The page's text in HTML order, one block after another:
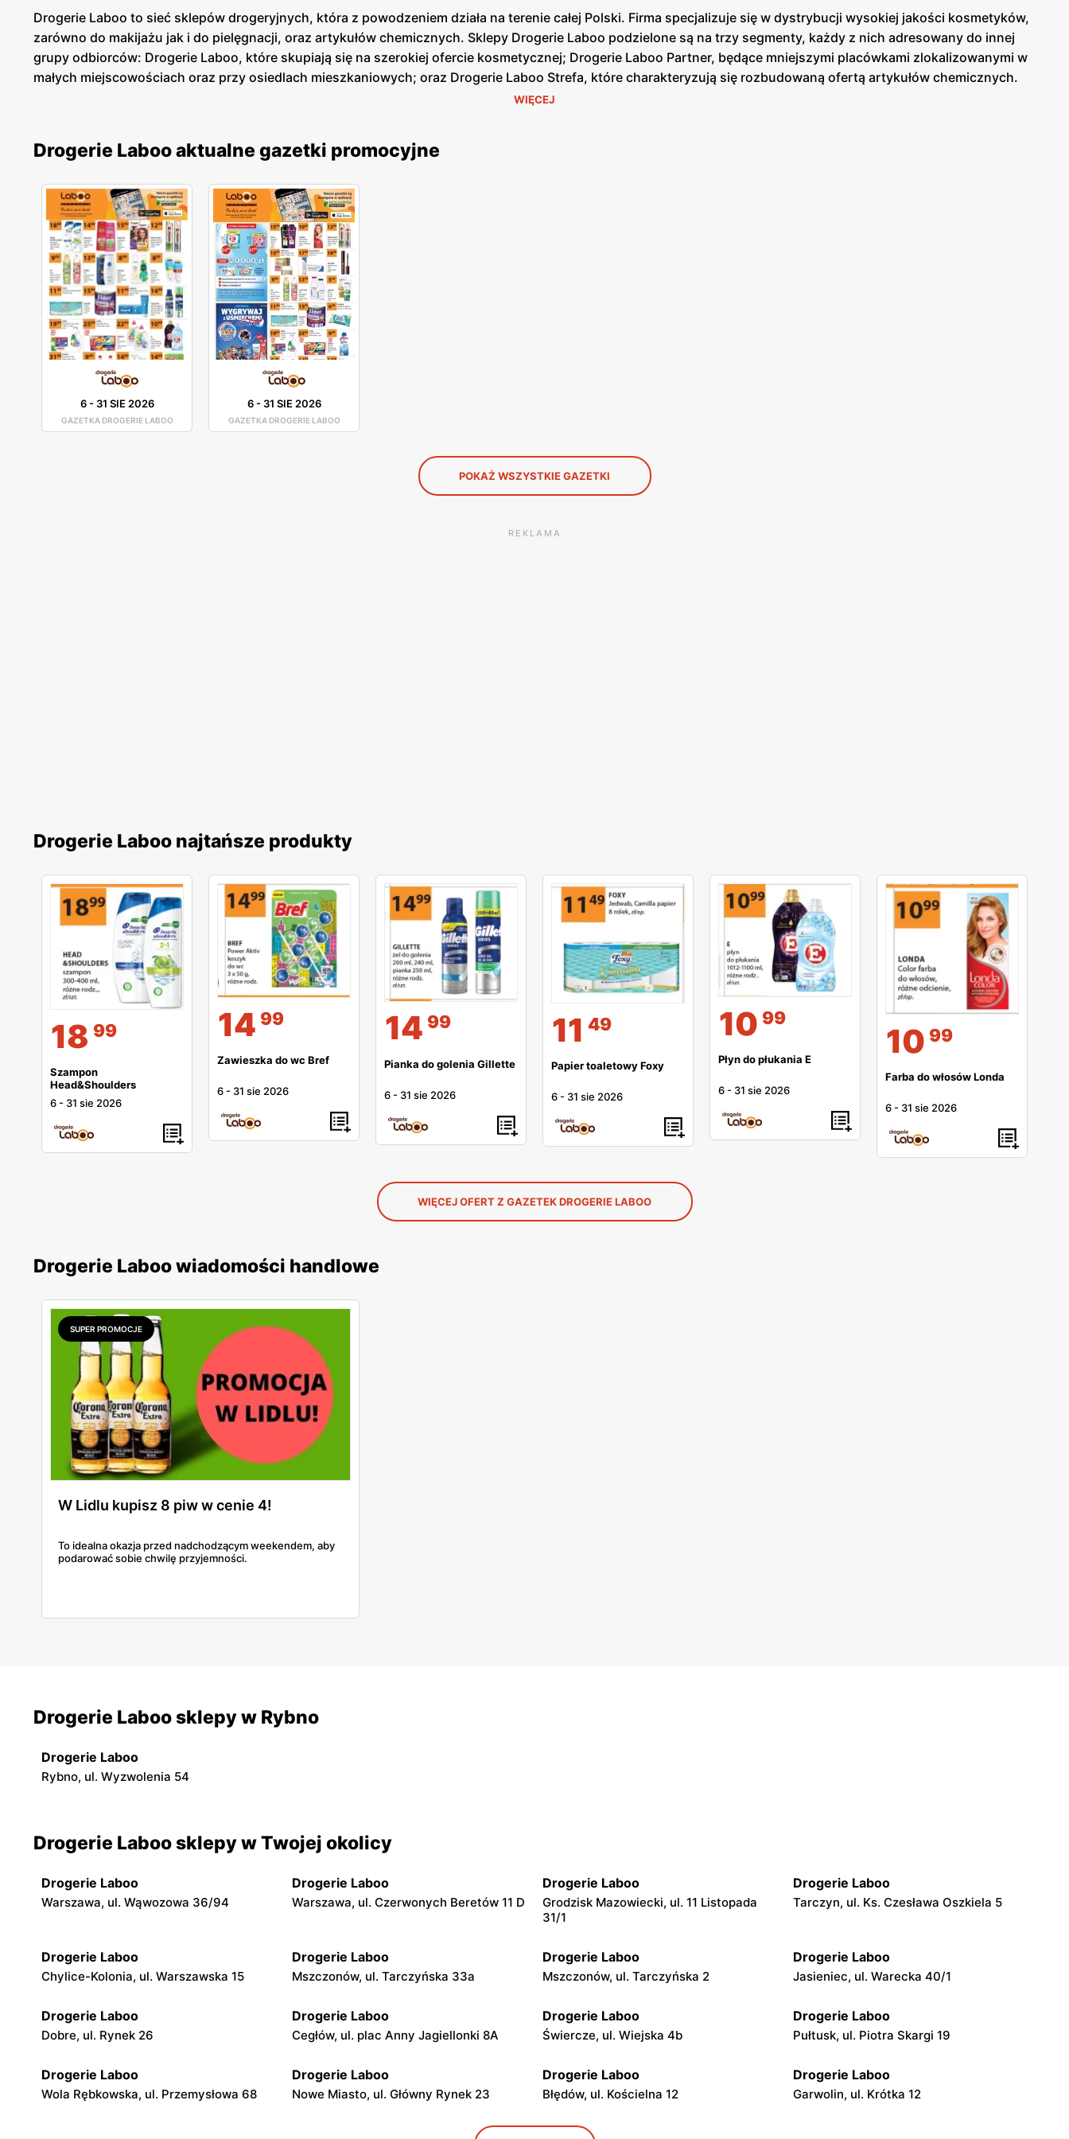
Drogerie Laboo to sieć sklepów drogeryjnych, która z powodzeniem działa na terenie całej Polski. Firma specjalizuje się w dystrybucji wysokiej jakości kosmetyków,
zarówno do makijażu jak i do pielęgnacji, oraz artykułów chemicznych. Sklepy Drogerie Laboo podzielone są na trzy segmenty, każdy z nich adresowany do innej
grupy odbiorców: Drogerie Laboo, które skupiają się na szerokiej ofercie kosmetycznej; Drogerie Laboo Partner, będące mniejszymi placówkami zlokalizowanymi w
małych miejscowościach oraz przy osiedlach mieszkaniowych; oraz Drogerie Laboo Strefa, które charakteryzują się rozbudowaną ofertą artykułów chemicznych.
WIĘCEJ
Drogerie Laboo aktualne gazetki promocyjne
6- 31 SIE 2026
GAZETKA DROGERIE LABOO
6- 31 SIE 2026
GAZETKA DROGERIE LABOO
POKAŻ WSZYSTKIE GAZETKI
REKLAMA
Drogerie Laboo najtańsze produkty
18 99
Szampon
Head&Shoulders
6 - 31 sie 2026
14 99
Zawieszka do wc Bref
6 - 31 sie 2026
14 99
Pianka do golenia Gillette
6 - 31 sie 2026
11 49
Papier toaletowy Foxy
6 - 31 sie 2026
10 99
Płyn do płukania E
6 - 31 sie 2026
10 99
Farba do włosów Londa
6 - 31 sie 2026
WIĘCEJ OFERT Z GAZETEK DROGERIE LABOO
Drogerie Laboo wiadomości handlowe
SUPER PROMOCJE
W Lidlu kupisz 8 piw w cenie 4!
To idealna okazja przed nadchodzącym weekendem, aby
podarować sobie chwilę przyjemności.
Drogerie Laboo sklepy w Rybno
Drogerie Laboo
Rybno, ul. Wyzwolenia 54
Drogerie Laboo sklepy w Twojej okolicy
Drogerie Laboo
Warszawa, ul. Wąwozowa 36/94
Drogerie Laboo
Warszawa, ul. Czerwonych Beretów 11 D
Drogerie Laboo
Grodzisk Mazowiecki, ul. 11 Listopada
31/1
Drogerie Laboo
Tarczyn, ul. Ks. Czesława Oszkiela 5
Drogerie Laboo
Chylice-Kolonia, ul. Warszawska 15
Drogerie Laboo
Mszczonów, ul. Tarczyńska 33a
Drogerie Laboo
Mszczonów, ul. Tarczyńska 2
Drogerie Laboo
Jasieniec, ul. Warecka 40/1
Drogerie Laboo
Dobre, ul. Rynek 26
Drogerie Laboo
Cegłów, ul. plac Anny Jagiellonki 8A
Drogerie Laboo
Świercze, ul. Wiejska 4b
Drogerie Laboo
Pułtusk, ul. Piotra Skargi 19
Drogerie Laboo
Wola Rębkowska, ul. Przemysłowa 68
Drogerie Laboo
Nowe Miasto, ul. Główny Rynek 23
Drogerie Laboo
Błędów, ul. Kościelna 12
Drogerie Laboo
Garwolin, ul. Krótka 12
Drogerie Laboo